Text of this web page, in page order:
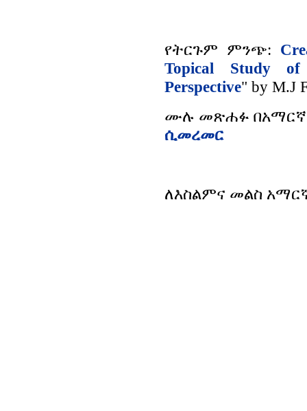
የትርጉም ምንጭ:
Topical Study
Perspective" by M.J
ሙሉ መጽሐፉ
ሲመረመር
ለእስልምና መልስ